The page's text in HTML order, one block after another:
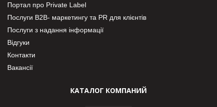
Портал про Private Label
Послуги В2В- маркетингу та PR для клієнтів
Послуги з надання інформації
Відгуки
Контакти
Вакансії
КАТАЛОГ КОМПАНИЙ